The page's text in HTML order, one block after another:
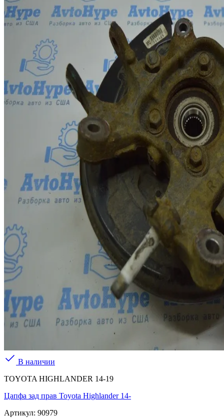
В наличии
TOYOTA HIGHLANDER 14-19
Цапфа зад прав Toyota Highlander 14-
Артикул: 90979